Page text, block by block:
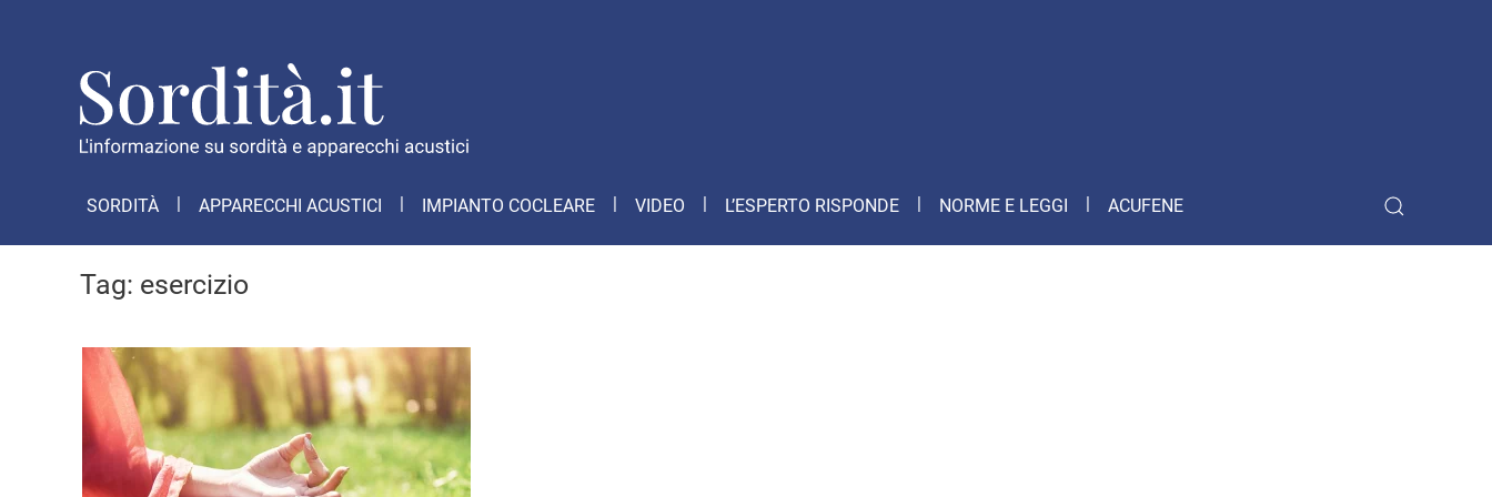
SORDITÀ APPARECCHI ACUSTICI IMPIANTO COCLEARE VIDEO L’ESPERTO RISPONDE NORME E LEGGI ACUFENE
Tag: esercizio